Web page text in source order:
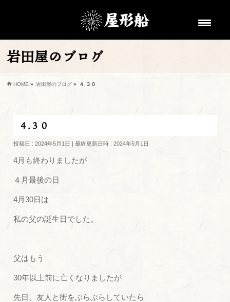
岩田屋のブログ
HOME » 岩田屋のブログ » ４.３０
４.３０
投稿日 : 2024年5月1日 最終更新日時 : 2024年5月1日
4月も終わりましたが
４月最後の日
4月30日は
私の父の誕生日でした。
父はもう
30年以上前に亡くなりましたが
先日、友人と街をぶらぶらしていたら